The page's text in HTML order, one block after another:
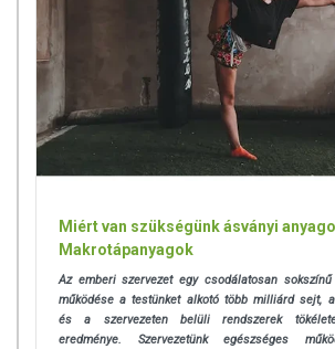
Miért van szükségünk ásványi
Makrotápanyagok
Az emberi szervezet egy csodálatosan sokszínű
működése a testünket alkotó több milliárd sejt,
és a szervezeten belüli rendszerek
eredménye. Szervezetünk egészséges